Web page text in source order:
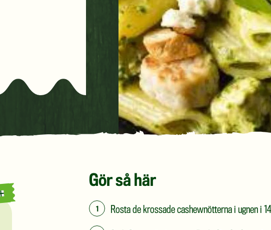
Gör så här
Rosta de krossade cashewnötterna i ugnen i